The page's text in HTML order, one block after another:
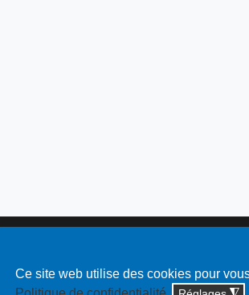
Ce site web utilise des cookies pour